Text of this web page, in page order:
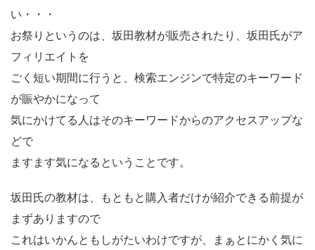
い・・・
お祭りというのは、坂田教材が販売されたり、坂田氏がア
フィリエイトを
ごく短い期間に行うと、検索エンジンで特定のキーワード
が賑やかになって
気にかけてる人はそのキーワードからのアクセスアップな
どで
ますます気になるということです。
坂田氏の教材は、もともと購入者だけが紹介できる前提が
まずありますので
これはいかんともしがたいわけですが、まぁとにかく気に